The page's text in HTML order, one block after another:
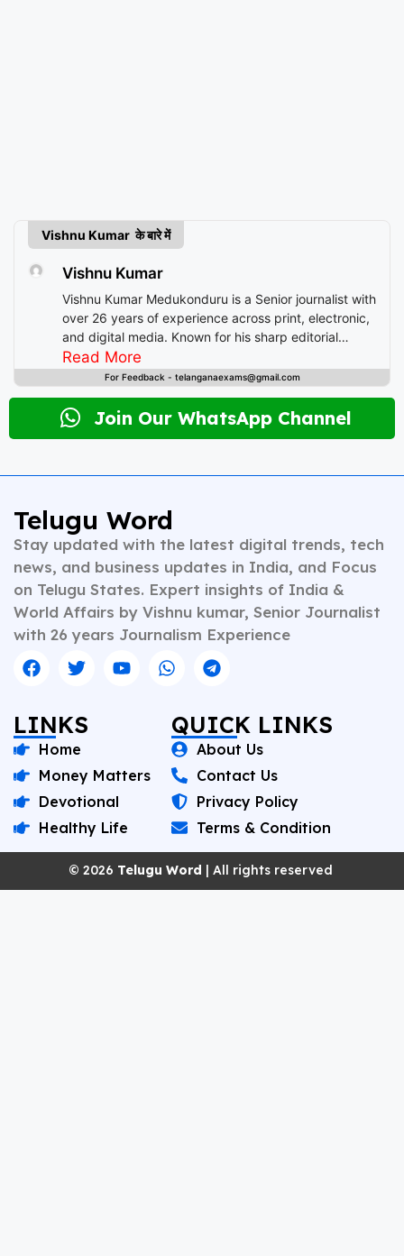
Vishnu Kumar के बारे में
Vishnu Kumar
Vishnu Kumar Medukonduru is a Senior journalist with
over 26 years of experience across print, electronic,
and digital media. Known for his sharp editorial
instincts and deep understanding of public
discourse, Vishnu has contributed to leading
desk editing to content strategy and multimedia
storytelling. His expertise spans a wide spectrum of
analysis, Vishnu brings clarity, credibility, and
context to every piece he writes. A trusted voice in
Indian journalism, he continues to shape narratives
that inform, empower, and inspire readers across
platforms.
Read More
For Feedback - telanganaexams@gmail.com
Join Our WhatsApp Channel
Telugu Word
Stay updated with the latest digital trends, tech
news, and business updates in India, and Focus
on Telugu States. Expert insights of India &
World Affairs by Vishnu kumar, Senior Journalist
with 26 years Journalism Experience
LINKS
Home
Money Matters
Devotional
Healthy Life
QUICK LINKS
About Us
Contact Us
Privacy Policy
Terms & Condition
© 2026 Telugu Word | All rights reserved